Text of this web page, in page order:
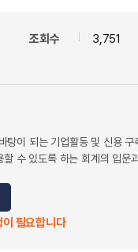
조회수 3,751
이 되는 기업활동 및 신용
수 있도록 하는 회계의 입문
필요합니다